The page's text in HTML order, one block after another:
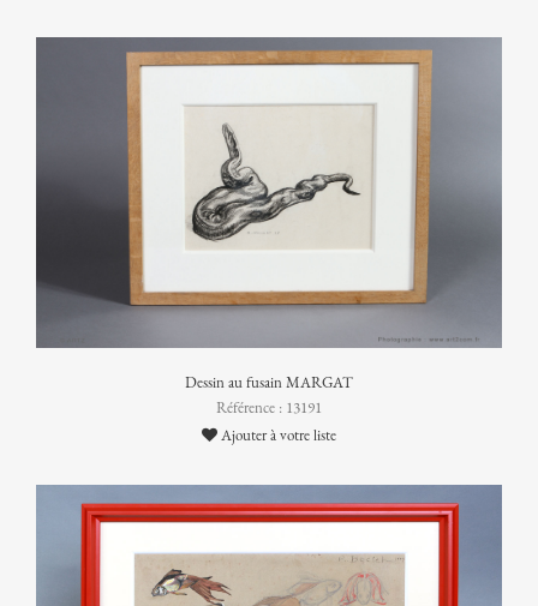
Dessin au fusain MARGAT
Référence : 13191
Ajouter à votre liste